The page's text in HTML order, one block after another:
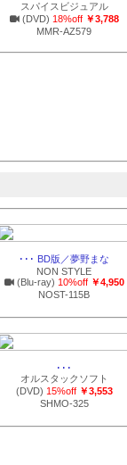
スパイスビジュアル
(DVD) 18%off ￥3,788
MMR-AZ579
･･･ BD版／夢野まな
NON STYLE
(Blu-ray) 10%off ￥4,950
NOST-115B
･･･
オルスタックソフト
(DVD) 15%off ￥3,553
SHMO-325